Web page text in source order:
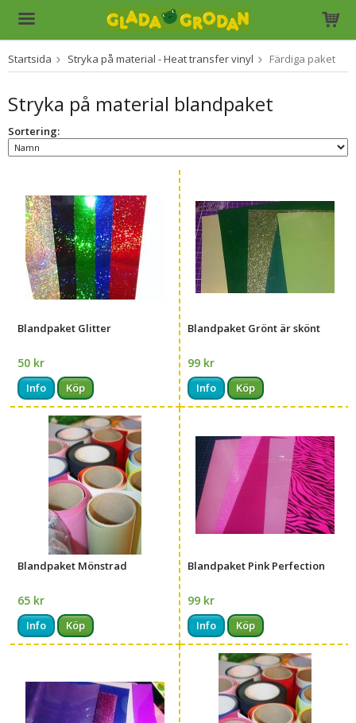
Produkten har blivit tillagd i varukorgen
Startsida Stryka på material - Heat transfer vinyl Färdiga paket
Stryka på material blandpaket
Sortering:
Blandpaket Glitter
50 kr
Info Köp
Blandpaket Grönt är skönt
99 kr
Info Köp
Blandpaket Mönstrad
65 kr
Info Köp
Blandpaket Pink Perfection
99 kr
Info Köp